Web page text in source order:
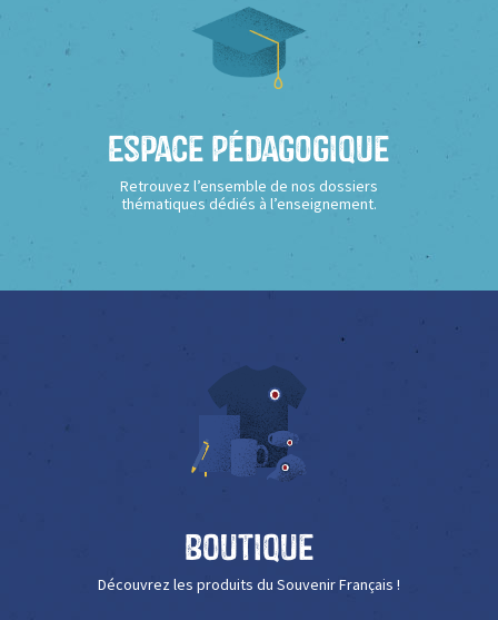
Espace Pédagogique
Retrouvez l’ensemble de nos dossiers
thématiques dédiés à l’enseignement.
Boutique
Découvrez les produits du Souvenir Français !